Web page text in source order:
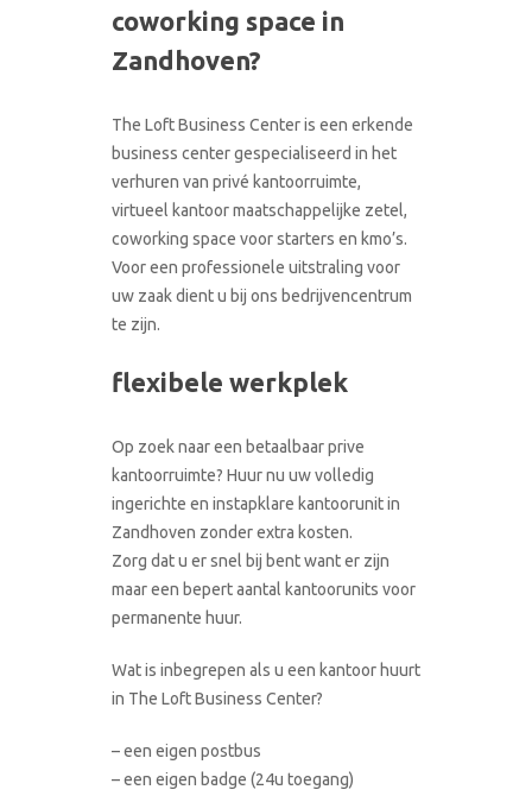
CONTACT
coworking space in
Zandhoven?
The Loft Business Center is een erkende
business center gespecialiseerd in het
verhuren van privé kantoorruimte,
virtueel kantoor maatschappelijke zetel,
coworking space voor starters en kmo’s.
Voor een professionele uitstraling voor
uw zaak dient u bij ons bedrijvencentrum
te zijn.
flexibele werkplek
Op zoek naar een betaalbaar prive
kantoorruimte? Huur nu uw volledig
ingerichte en instapklare kantoorunit in
Zandhoven zonder extra kosten.
Zorg dat u er snel bij bent want er zijn
maar een bepert aantal kantoorunits voor
permanente huur.
Wat is inbegrepen als u een kantoor huurt
in The Loft Business Center?
– een eigen postbus
– een eigen badge (24u toegang)